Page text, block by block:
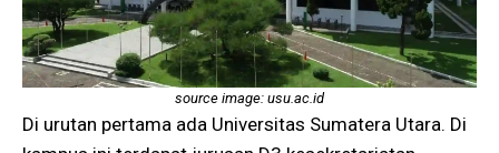
source image: usu.ac.id
Di urutan pertama ada Universitas Sumatera Utara. Di